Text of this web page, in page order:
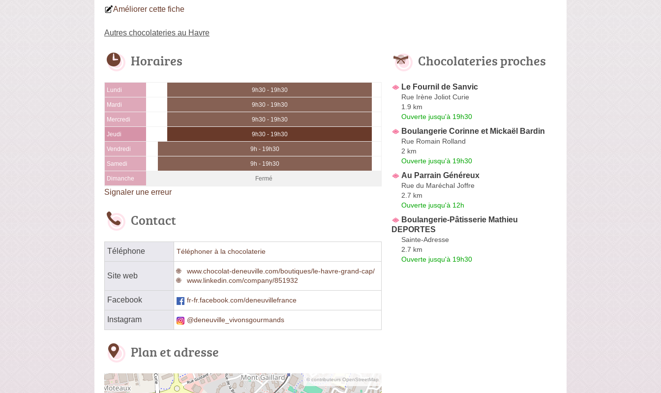
Améliorer cette fiche
Autres chocolateries au Havre
Horaires
Lundi 9h30 - 19h30
Mardi 9h30 - 19h30
Mercredi 9h30 - 19h30
Jeudi 9h30 - 19h30
Vendredi 9h - 19h30
Samedi 9h - 19h30
Dimanche Fermé
Signaler une erreur
Contact
Téléphone Téléphoner à la chocolaterie
Site web
www.chocolat-deneuville.com/boutiques/le-havre-grand-cap/
www.linkedin.com/company/851932
Facebook fr-fr.facebook.com/deneuvillefrance
Instagram @deneuville_vivonsgourmands
Plan et adresse
© contributeurs OpenStreetMap
Chocolateries proches
Le Fournil de Sanvic
Rue Irène Joliot Curie
1.9 km
Ouverte jusqu'à 19h30
Boulangerie Corinne et Mickaël Bardin
Rue Romain Rolland
2 km
Ouverte jusqu'à 19h30
Au Parrain Généreux
Rue du Maréchal Joffre
2.7 km
Ouverte jusqu'à 12h
Boulangerie-Pâtisserie Mathieu
DEPORTES
Sainte-Adresse
2.7 km
Ouverte jusqu'à 19h30